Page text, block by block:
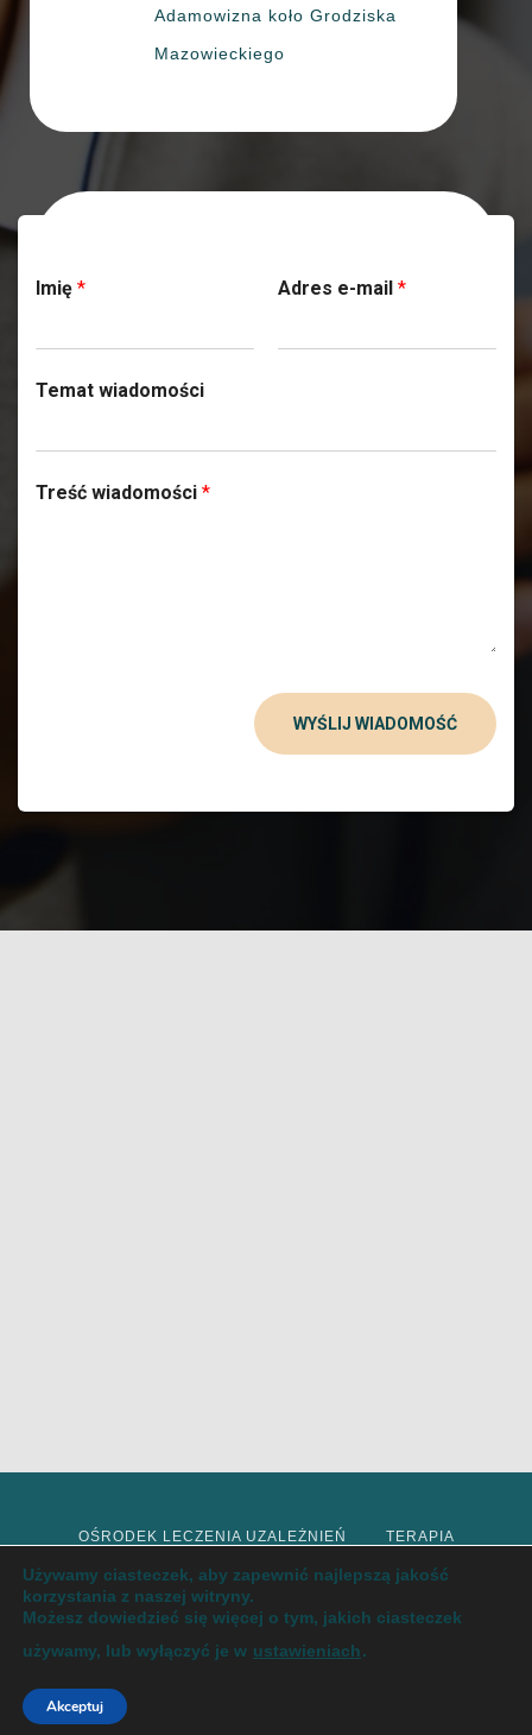
Adamowizna koło Grodziska
Mazowieckiego
Imię * Adres e-mail *
Temat wiadomości
Treść wiadomości *
WYŚLIJ WIADOMOŚĆ
OŚRODEK LECZENIA UZALEŻNIEŃ TERAPIA
DETOKS INTERWENCJA KRYZYSOWA
LECZENIE UZALEŻNIEŃ ODTRUCIE
PSYCHODIETETYKA
Używamy ciasteczek, aby zapewnić najlepszą jakość
korzystania z naszej witryny.
Możesz dowiedzieć się więcej o tym, jakich ciasteczek
używamy, lub wyłączyć je w ustawieniach.
Akceptuj